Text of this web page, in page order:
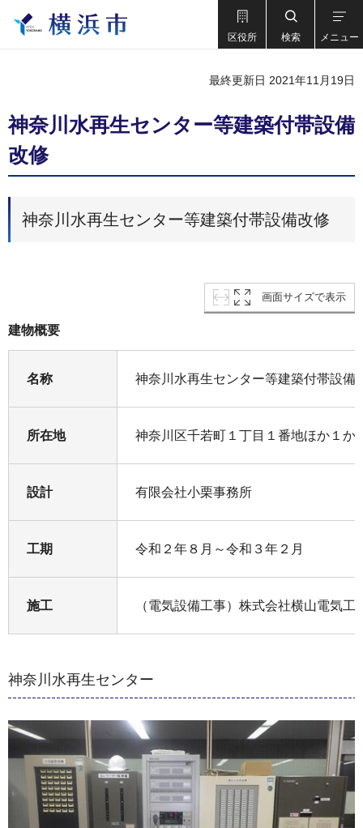
区役所 検索 メニュー
最終更新日 2021年11月19日
神奈川水再生センター等建築付帯設備
改修
神奈川水再生センター等建築付帯設備改修
画面サイズで表示
建物概要
名称 神奈川水再生センター等建築付帯設備
所在地 神奈川区千若町１丁目１番地ほか１か
設計 有限会社小栗事務所
工期 令和２年８月～令和３年２月
施工 （電気設備工事）株式会社横山電気工
神奈川水再生センター